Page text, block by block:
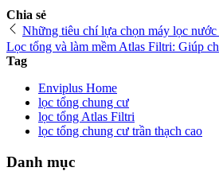
Chia sẻ
Những tiêu chí lựa chọn máy lọc
Lọc tổng và làm mềm Atlas Filtri: Giúp
Tag
Enviplus Home
lọc tổng chung cư
lọc tổng Atlas Filtri
lọc tổng chung cư trần thạch cao
Danh mục